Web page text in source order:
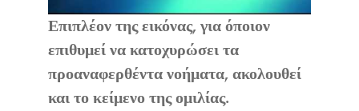
Επιπλέον της εικόνας, για όποιον
επιθυμεί να κατοχυρώσει τα
προαναφερθέντα νοήματα, ακολουθεί
και το κείμενο της ομιλίας.